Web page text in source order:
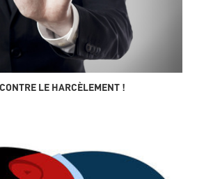
LE HARCÈLEMENT !